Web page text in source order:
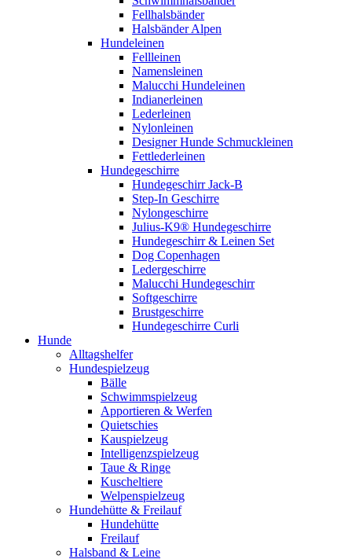
Fellhalsbänder
Halsbänder Alpen
Hundeleinen
Fellleinen
Namensleinen
Malucchi Hundeleinen
Indianerleinen
Lederleinen
Nylonleinen
Designer Hunde Schmuckleinen
Fettlederleinen
Hundegeschirre
Hundegeschirr Jack-B
Step-In Geschirre
Nylongeschirre
Julius-K9® Hundegeschirre
Hundegeschirr & Leinen Set
Dog Copenhagen
Ledergeschirre
Malucchi Hundegeschirr
Softgeschirre
Brustgeschirre
Hundegeschirre Curli
Hunde
Alltagshelfer
Hundespielzeug
Bälle
Schwimmspielzeug
Apportieren & Werfen
Quietschies
Kauspielzeug
Intelligenzspielzeug
Taue & Ringe
Kuscheltiere
Welpenspielzeug
Hundehütte & Freilauf
Hundehütte
Freilauf
Halsband & Leine